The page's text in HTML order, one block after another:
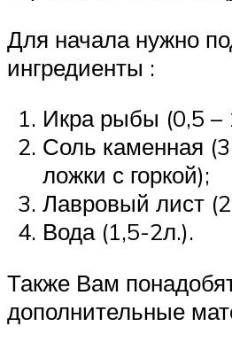
Для начала нужно
ингредиенты :
Икра рыбы (0,5 –
Соль каменная
ложки с горкой);
Лавровый лист
Вода (1,5-2л.).
Также Вам
дополнительные